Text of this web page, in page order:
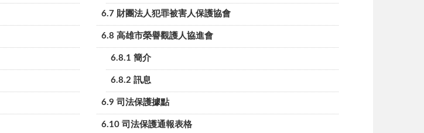
6.7 財團法人犯罪被害人保護協會
6.8 高雄市榮譽觀護人協進會
6.8.1 簡介
6.8.2 訊息
6.9 司法保護據點
6.10 司法保護通報表格